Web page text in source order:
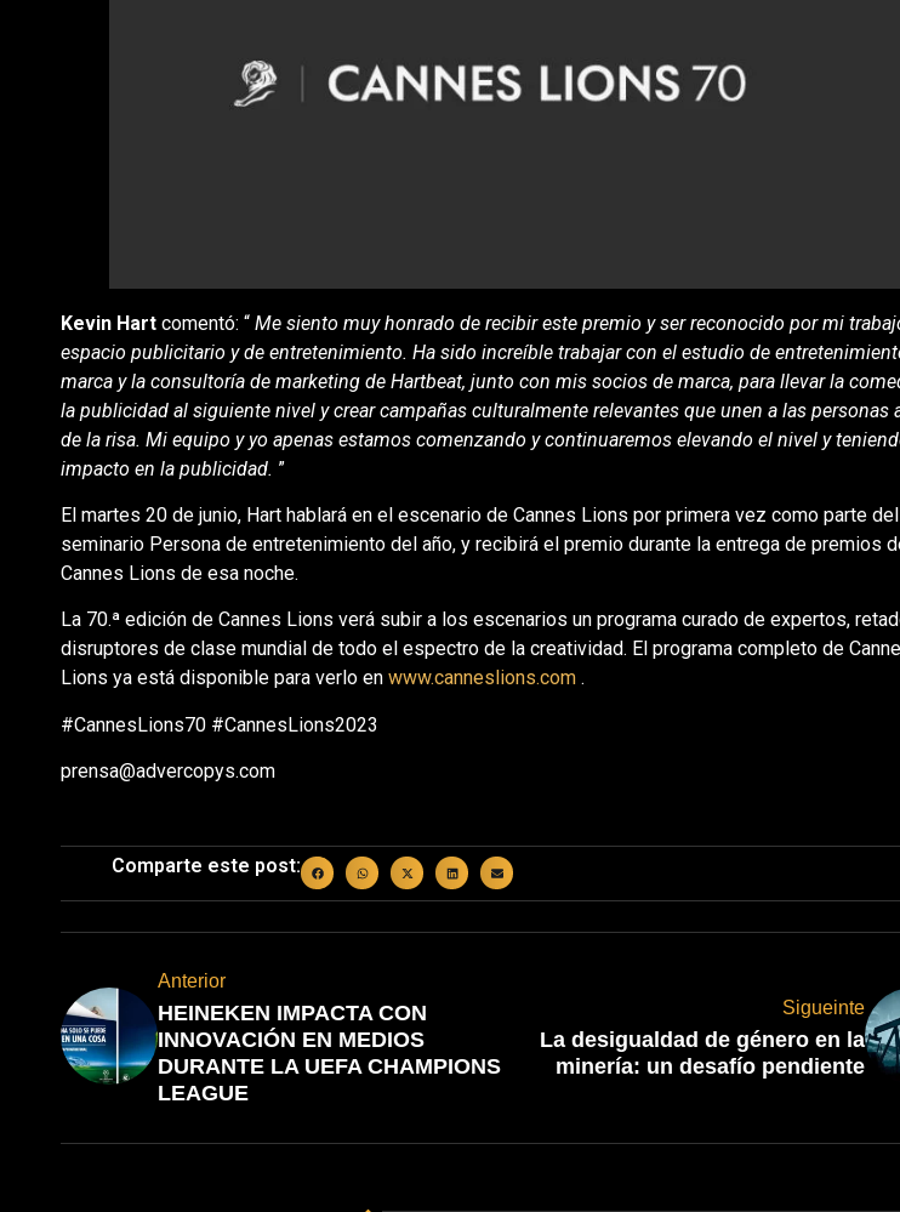
Kevin Hartcomentó: “ Me siento muy honrado de recibir este premio y ser reconocido por mi
espacio publicitario y de entretenimiento. Ha sido increíble trabajar con el estudio de
marca y la consultoría de marketing de Hartbeat, junto con mis socios de marca, para llevar la
la publicidad al siguiente nivel y crear campañas culturalmente relevantes que unen a las personas
de la risa. Mi equipo y yo apenas estamos comenzando y continuaremos elevando el nivel y
impacto en la publicidad. ”
El martes 20 de junio, Hart hablará en el escenario de Cannes Lions por primera vez como parte del
seminario Persona de entretenimiento del año, y recibirá el premio durante la entrega de premios
Cannes Lions de esa noche.
La 70.ª edición de Cannes Lions verá subir a los escenarios un programa curado de expertos,
disruptores de clase mundial de todo el espectro de la creatividad. El programa completo de
Lions ya está disponible para verlo en www.canneslions.com.
#CannesLions70 #CannesLions2023
prensa@advercopys.com
Comparte este post:
Anterior
HEINEKEN IMPACTA CON
INNOVACIÓN EN MEDIOS
DURANTE LA UEFA CHAMPIONS
LEAGUE
Sigueinte
La desigualdad de género en la
minería: un desafío pendiente